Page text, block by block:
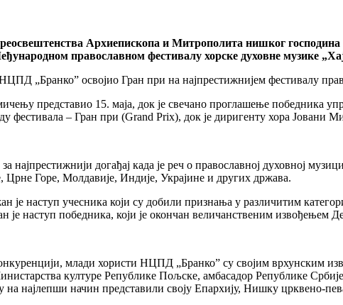
Архиепископа и Митрополита нишког
православном фестивалу хорске духовне музике
представио 15. маја, док је свечано проглашење победника
фестивала – Гран при (Grand Prix), док је диригенту хора Јовани
најпрестижнији догађај када је реч о православној духовној
Горе, Молдавије, Индије, Украјине и других држава.
је наступ учесника који су добили признања у различитим
наступ победника, који је окончан величанственим извођењем
млади хористи НЦПД „Бранко” су својим врхунским
културе Републике Пољске, амбасадор Републике
најлепши начин представили своју Епархију, Нишку црквено-